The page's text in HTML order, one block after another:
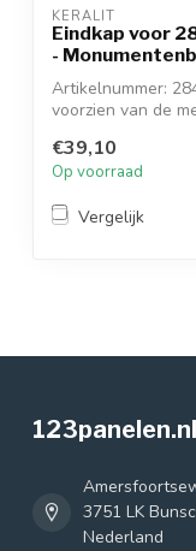
KERALIT
Eindkap voor
-
Artikelnummer:
voorzien van de
€39,10
Op voorraad
Vergelijk
123panelen.nl
3751 LK
Nederland